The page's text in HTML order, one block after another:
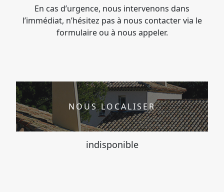
En cas d’urgence, nous intervenons dans
l’immédiat, n’hésitez pas à nous contacter via le
formulaire ou à nous appeler.
NOUS LOCALISER
indisponible